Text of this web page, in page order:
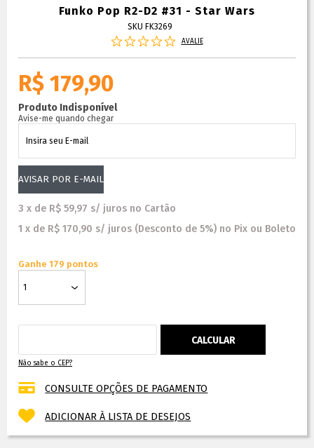
Funko Pop R2-D2 #31 - Star Wars
SKU FK3269
AVALIE
R$ 179,90
Produto Indisponível
Avise-me quando chegar
3 x de R$ 59,97 s/ juros no Cartão
1 x de R$ 170,90 s/ juros (Desconto de 5%) no Pix ou Boleto
Ganhe 179 pontos
Não sabe o CEP?
CONSULTE OPÇÕES DE PAGAMENTO
ADICIONAR À LISTA DE DESEJOS